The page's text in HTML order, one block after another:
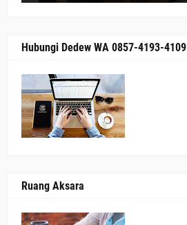
Hubungi Dedew WA 0857-4193-4109
Ruang Aksara